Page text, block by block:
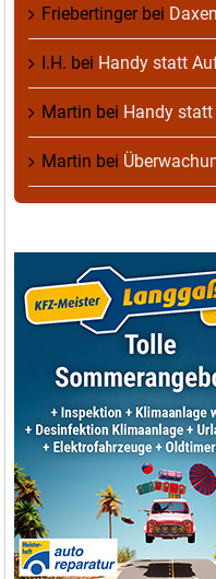
Friebertingerbei
I.H. bei Handy statt
Martin bei Handy
Martin bei